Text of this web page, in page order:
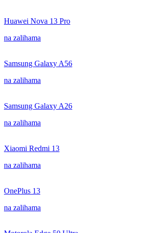
Huawei Nova 13 Pro
na zalihama
Samsung Galaxy A56
na zalihama
Samsung Galaxy A26
na zalihama
Xiaomi Redmi 13
na zalihama
OnePlus 13
na zalihama